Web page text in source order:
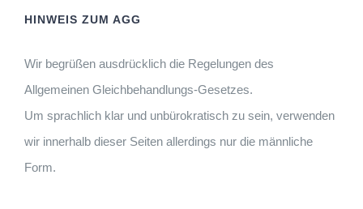
HINWEIS ZUM AGG
Wir begrüßen ausdrücklich die Regelungen des
Allgemeinen Gleichbehandlungs-Gesetzes.
Um sprachlich klar und unbürokratisch zu sein, verwenden
wir innerhalb dieser Seiten allerdings nur die männliche
Form.